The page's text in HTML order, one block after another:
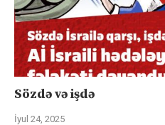
Sözdə və işdə
İyul 24, 2025